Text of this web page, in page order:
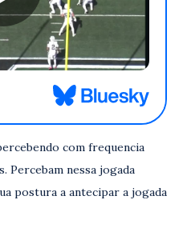
com frequencia
Percebam nessa jogada
postura a antecipar a jogada